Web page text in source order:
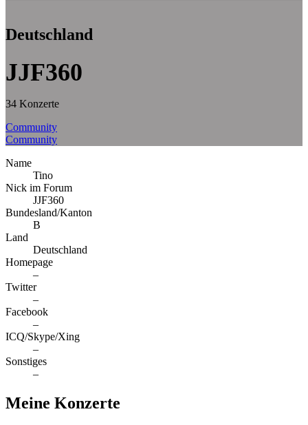
Deutschland
JJF360
34 Konzerte
Community
Community
Name
Tino
Nick im Forum
JJF360
Bundesland/Kanton
B
Land
Deutschland
Homepage
–
Twitter
–
Facebook
–
ICQ/Skype/Xing
–
Sonstiges
–
Meine Konzerte